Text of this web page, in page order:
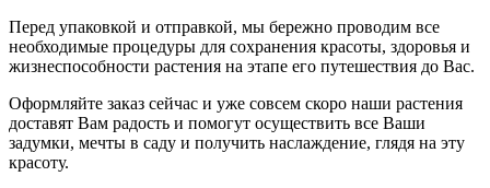
Перед упаковкой и отправкой, мы бережно проводим все
необходимые процедуры для сохранения красоты, здоровья и
жизнеспособности растения на этапе его путешествия до Вас.
Оформляйте заказ сейчас и уже совсем скоро наши растения
доставят Вам радость и помогут осуществить все Ваши
задумки, мечты в саду и получить наслаждение, глядя на эту
красоту.